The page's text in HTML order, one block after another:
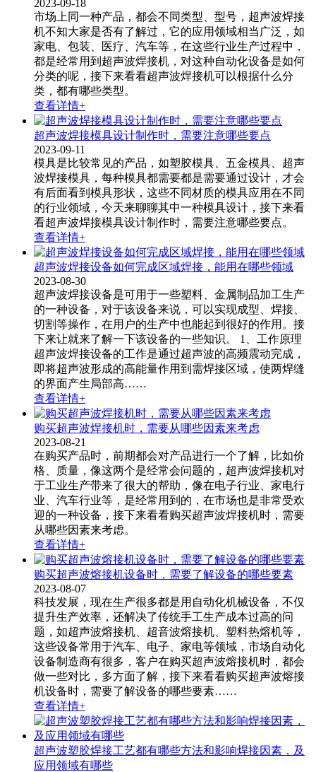
2023-09-18
市场上同一种产品，都会不同类型、型号，超声波焊接
机​不知大家是否有了解过，它的应用领域相当广泛，如
家电、包装、医疗、汽车等，在这些行业生产过程中，
都是经常用到超声波焊接机，对这种自动化设备是如何
分类的呢，接下来看看超声波焊接机可以根据什么分
类，都有哪些类型。
查看详情+
超声波焊接模具设计制作时，需要注意哪些要点
2023-09-11
模具是比较常见的产品，如塑胶模具、五金模具、超声
波焊接模具​，每种模具都需要都是需要通过设计，才会
有后面看到模具形状，这些不同材质的模具应用在不同
的行业领域，今天来聊聊其中一种模具设计，接下来看
看超声波焊接模具设计制作时，需要注意哪些要点。
查看详情+
超声波焊接设备如何完成区域焊接，能用在哪些领域
2023-08-30
超声波焊接设备是可用于一些塑料、金属制品加工生产
的一种设备，对于该设备来说，可以实现成型、焊接、
切割等操作，在用户的生产中也能起到很好的作用。接
下来让就来了解一下该设备的一些知识。 1、工作原理
超声波焊接设备的工作是通过超声波的高频震动完成，
即将超声波形成的高能量作用到需焊接区域，使两焊缝
的界面产生局部高……
查看详情+
购买超声波焊接机时，需要从哪些因素来考虑
2023-08-21
在购买产品时，前期都会对产品进行一个了解，比如价
格、质量，像这两个是经常会问题的，超声波焊接机​对
于工业生产带来了很大的帮助，像在电子行业、家电行
业、汽车行业等，是经常用到的，在市场也是非常受欢
迎的一种设备，接下来看看购买超声波焊接机时，需要
从哪些因素来考虑。
查看详情+
购买超声波熔接机设备时，需要了解设备的哪些要素
2023-08-07
科技发展，现在生产很多都是用自动化机械设备，不仅
提升生产效率，还解决了传统手工生产成本过高的问
题，如超声波熔接机​、超音波熔接机、塑料热熔机等，
这些设备常用于汽车、电子、家电等领域，市场自动化
设备制造商有很多，客户在购买超声波熔接机时，都会
做一些对比，多方面了解，接下来看看购买超声波熔接
机设备时，需要了解设备的哪些要素……
查看详情+
超声波塑胶焊接工艺都有哪些方法和影响焊接因素，及
应用领域有哪些